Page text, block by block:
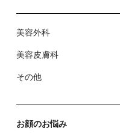
美容外科
美容⽪膚科
その他
お顔のお悩み